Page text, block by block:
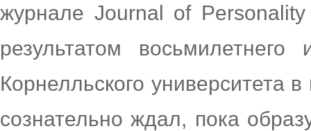
журнале Journal of
результатом
Корнелльского университета
сознательно ждал, пока